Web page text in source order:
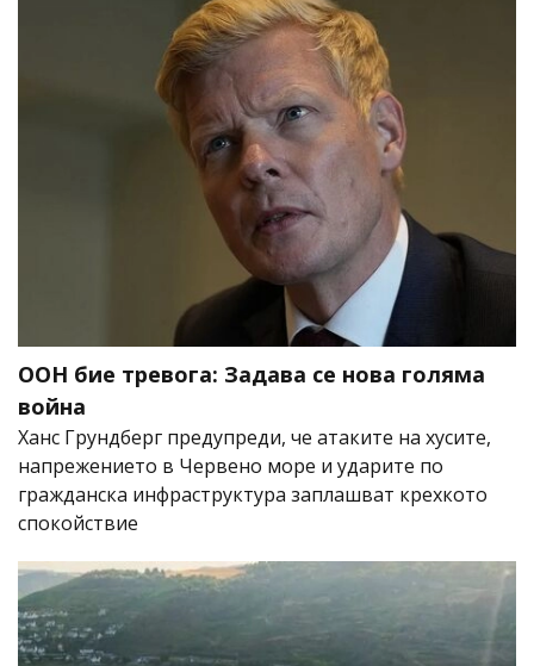
ООН бие тревога: Задава се нова голяма
война
Ханс Грундберг предупреди, че атаките на хусите,
напрежението в Червено море и ударите по
гражданска инфраструктура заплашват крехкото
спокойствие